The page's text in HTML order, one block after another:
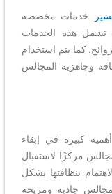
خدمات مخصصة
تشمل هذه الخدمات
كما يتم استخدام
وجاهزية المجالس
كبيرة في إبقاء
مركزًا لاستقبال
بنظافتها بشكل
جاذبة ومريحة